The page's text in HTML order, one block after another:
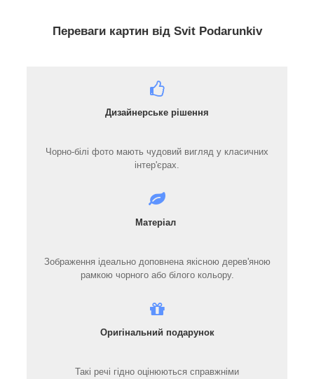
Переваги картин від Svit Podarunkiv
Дизайнерське рішення
Чорно-білі фото мають чудовий вигляд у класичних
інтер'єрах.
Матеріал
Зображення ідеально доповнена якісною дерев'яною
рамкою чорного або білого кольору.
Оригінальний подарунок
Такі речі гідно оцінюються справжніми